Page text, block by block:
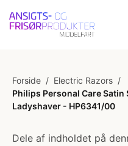
Forside / Electric Razors /
Philips Personal Care Satin
Ladyshaver - HP6341/00
Dele af indholdet på